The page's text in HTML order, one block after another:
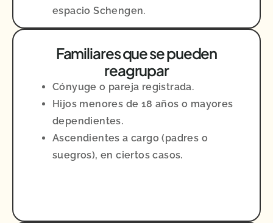
espacio Schengen.
Familiares que se pueden
reagrupar
Cónyuge o pareja registrada.
Hijos menores de 18 años o mayores
dependientes.
Ascendientes a cargo (padres o
suegros), en ciertos casos.